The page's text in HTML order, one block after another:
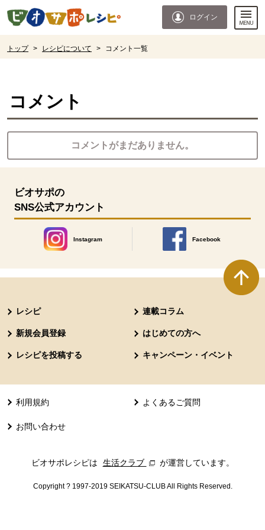
ページの先頭です。
ログイン
トップ > レシピについて > コメント一覧
コメント
コメントがまだありません。
ビオサポの
SNS公式アカウント
Instagram
別のウィンドウで開きます。
Facebook
別のウィンドウで開きます
レシピ 連載コラム
新規会員登録 はじめての方へ
レシピを投稿する キャンペーン・イベント
利用規約 よくあるご質問
お問い合わせ
ビオサポレシピは 生活クラブ 別のウィンドウで開きます。
が運営しています。
Copyright ? 1997-2019 SEIKATSU-CLUB All Rights Reserved.